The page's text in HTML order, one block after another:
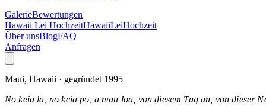
GalerieBewertungen
Hawaii Lei HochzeitHawaiiLeiHochzeit
Über unsBlogFAQ
Anfragen
Maui, Hawaii · gegründet 1995
No keia la, no keia po, a mau loa, von diesem Tag an, von dieser